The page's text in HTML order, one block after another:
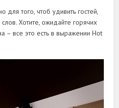
того, чтоб удивить гостей,
Хотите, ожидайте горячих
– все это есть в выражении Hot